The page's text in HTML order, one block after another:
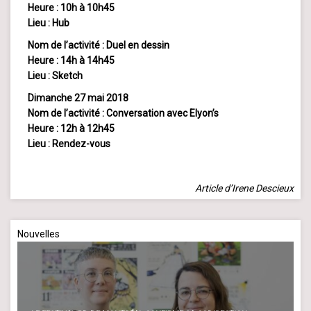
Heure : 10h à 10h45
Lieu : Hub
Nom de l’activité : Duel en dessin
Heure : 14h à 14h45
Lieu : Sketch
Dimanche 27 mai 2018
Nom de l’activité : Conversation avec Elyon’s
Heure : 12h à 12h45
Lieu : Rendez-vous
Article d’Irene Descieux
Nouvelles